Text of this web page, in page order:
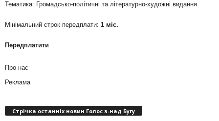
Тематика: Громадсько-політичні та літературно-художні видання
Мінімальний строк передплати: 1 міс.
Передплатити
Про нас
Реклама
Стрічка останніх новин Голос з-над Бугу